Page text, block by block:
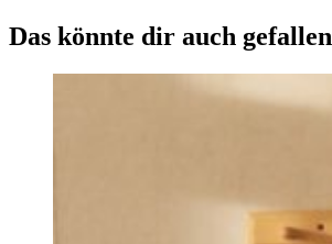
Das könnte dir auch gefallen